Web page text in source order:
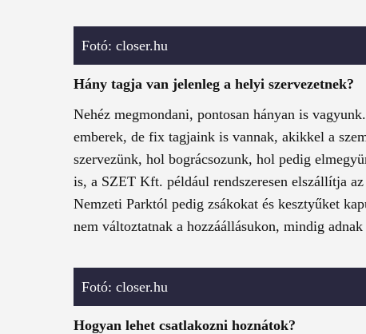
Fotó: closer.hu
Hány tagja van jelenleg a helyi szervezetnek?
Nehéz megmondani, pontosan hányan is
emberek, de fix tagjaink is vannak, akikkel a
szervezünk, hol bográcsozunk, hol pedig
is, a SZET Kft. például rendszeresen elszállítja
Nemzeti Parktól pedig zsákokat és kesztyűket
nem változtatnak a hozzáállásukon, mindig
Fotó: closer.hu
Hogyan lehet csatlakozni hoznátok?